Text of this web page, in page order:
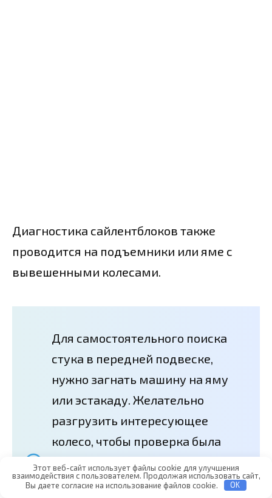
Диагностика сайлентблоков также
проводится на подъемники или яме с
вывешенными колесами.
Для самостоятельного поиска
стука в передней подвеске,
нужно загнать машину на яму
или эстакаду. Желательно
разгрузить интересующее
колесо, чтобы проверка была
более точной. Теперь нужно
осмотреть сайлентблоки.
Этот веб-сайт использует файлы cookie для улучшения
взаимодействия с пользователем. Продолжая использовать сайт,
Вы даете согласие на использование файлов cookie.
OK